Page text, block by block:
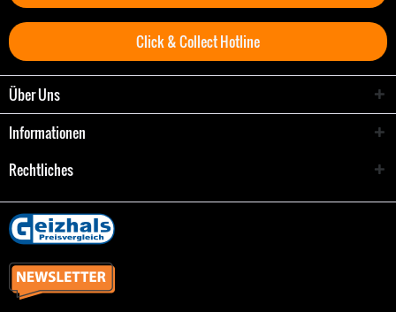
Click & Collect Hotline
Über Uns
Informationen
Rechtliches